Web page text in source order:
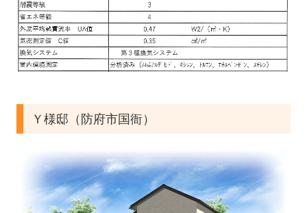
Ｙ様邸（防府市国衙）